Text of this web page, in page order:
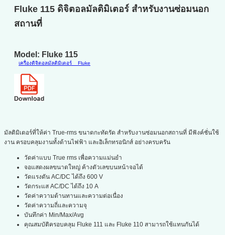
Fluke 115 ดิจิตอลมัลติมิเตอร์ สำหรับงานซ่อมนอก
สถานที่
Model: Fluke 115
เครื่องดิจิตอลมัลติมิเตอร์ Fluke
มัลติมิเตอร์ที่ให้ค่า True-rms ขนาดกะทัดรัด สำหรับงานซ่อมนอกสถานที่ มีฟังค์ชั่นใช้
งาน ครอบคลุมงานทั้งด้านไฟฟ้า และอิเล็กทรอนิกส์ อย่างครบครัน
วัดค่าแบบ True rms เพื่อความแม่นยำ
จอแสดงผลขนาดใหญ่ ค้างตัวเลขบนหน้าจอได้
วัดแรงดัน AC/DC ได้ถึง 600 V
วัดกระแส AC/DC ได้ถึง 10 A
วัดค่าความต้านทานและความต่อเนื่อง
วัดค่าความถี่และความจุ
บันทึกค่า Min/Max/Avg
คุณสมบัติครอบคลุม Fluke 111 และ Fluke 110 สามารถใช้แทนกันได้